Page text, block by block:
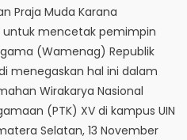
Praja Muda Karana
mencetak pemimpin
(Wamenag) Republik
menegaskan hal ini dalam
Wirakarya Nasional
(PTK) XV di kampus UIN
Selatan, 13 November